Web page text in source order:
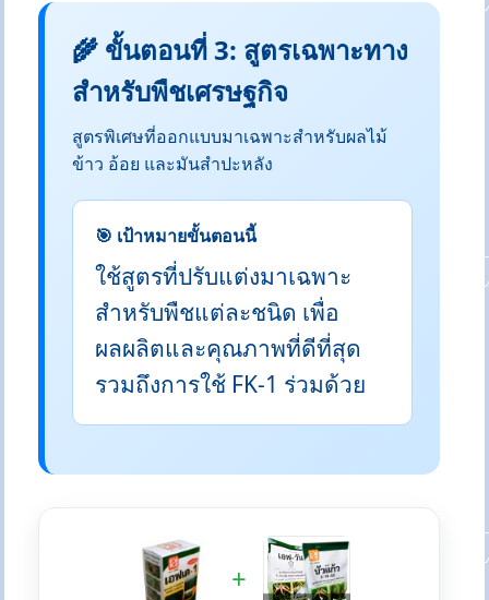
🌾 ขั้นตอนที่ 3: สูตรเฉพาะทาง
สำหรับพืชเศรษฐกิจ
สูตรพิเศษที่ออกแบบมาเฉพาะสำหรับผลไม้
ข้าว อ้อย และมันสำปะหลัง
🎯 เป้าหมายขั้นตอนนี้
ใช้สูตรที่ปรับแต่งมาเฉพาะ
สำหรับพืชแต่ละชนิด เพื่อ
ผลผลิตและคุณภาพที่ดีที่สุด
รวมถึงการใช้ FK-1 ร่วมด้วย
+